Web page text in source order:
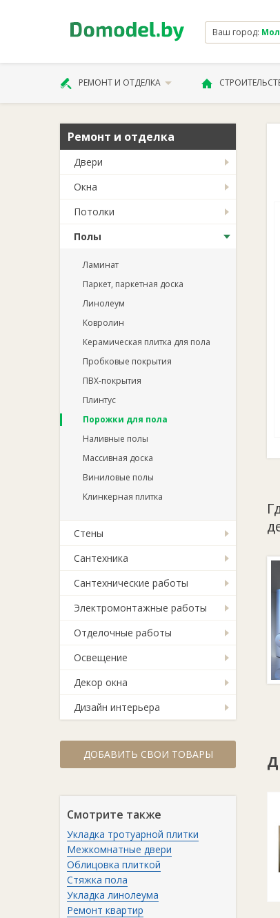
Ваш город:
РЕМОНТ И ОТДЕЛКА
Ремонт и отделка
Двери
Окна
Потолки
Полы
Ламинат
Паркет, паркетная доска
Линолеум
Ковролин
Керамическая плитка для пола
Пробковые покрытия
ПВХ-покрытия
Плинтус
Порожки для пола
Наливные полы
Массивная доска
Виниловые полы
Клинкерная плитка
Стены
Сантехника
Сантехнические работы
Электромонтажные работы
Отделочные работы
Освещение
Декор окна
Дизайн интерьера
ДОБАВИТЬ СВОИ ТОВАРЫ
Смотрите также
Укладка тротуарной плитки
Межкомнатные двери
Облицовка плиткой
Стяжка пола
Укладка линолеума
Ремонт квартир